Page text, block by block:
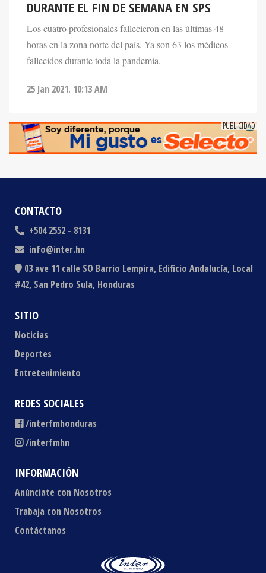
Los cuatro profesionales fallecieron en las últimas 48
horas en la zona norte del país. Ya son 63 los médicos
fallecidos durante toda la pandemia.
CONTACTO
+504 2552 - 8131
info@inter.hn
03 ave 11 calle SO Barrio Lempira, Edificio Andalucía, Local
#42, San Pedro Sula, Honduras
SITIO
Noticias
Deportes
Entretenimiento
REDES SOCIALES
/interfmhonduras
/interfmhn
INFORMACIÓN
Anúnciate con Nosotros
Trabaja con Nosotros
Contáctanos